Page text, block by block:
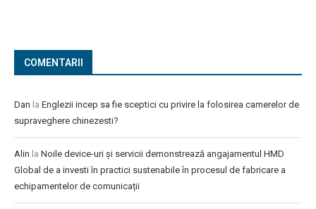
COMENTARII
Dan la Englezii incep sa fie sceptici cu privire la folosirea camerelor de
supraveghere chinezesti?
Alin la Noile device-uri și servicii demonstrează angajamentul HMD
Global de a investi în practici sustenabile în procesul de fabricare a
echipamentelor de comunicații